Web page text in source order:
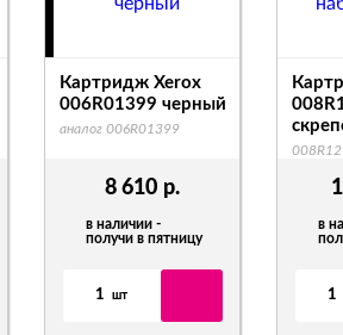
8 610 р.
в наличии -
получи в пятницу
1 шт
Картридж Xerox
006R01399 черный
аналог 006R01399
в
1